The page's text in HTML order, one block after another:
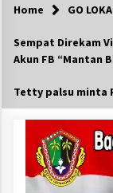
Home GO
Sempat Direkam
Akun FB “Mantan
Tetty palsu minta